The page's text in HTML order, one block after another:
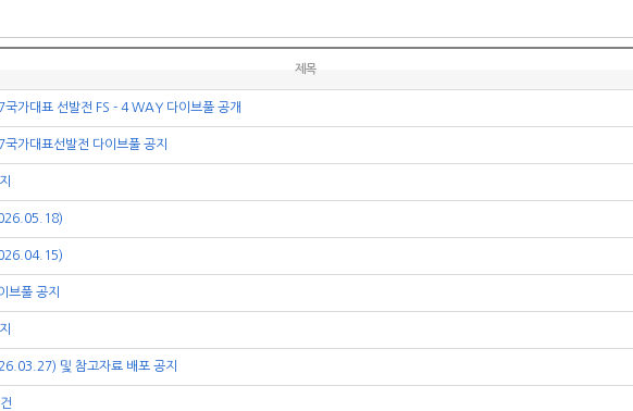
제목
가대표 선발전 FS - 4 WAY 다이브풀 공개
가대표선발전 다이브풀 공지
브풀 공지
및 참고자료 배포 공지